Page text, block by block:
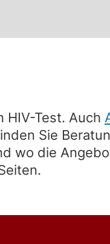
HIV-Test. Auch
Sie
wo die